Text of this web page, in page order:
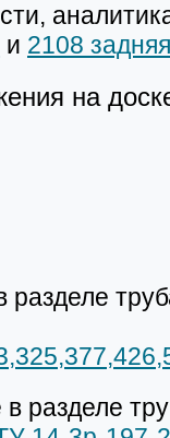
и 2108
на
разделе